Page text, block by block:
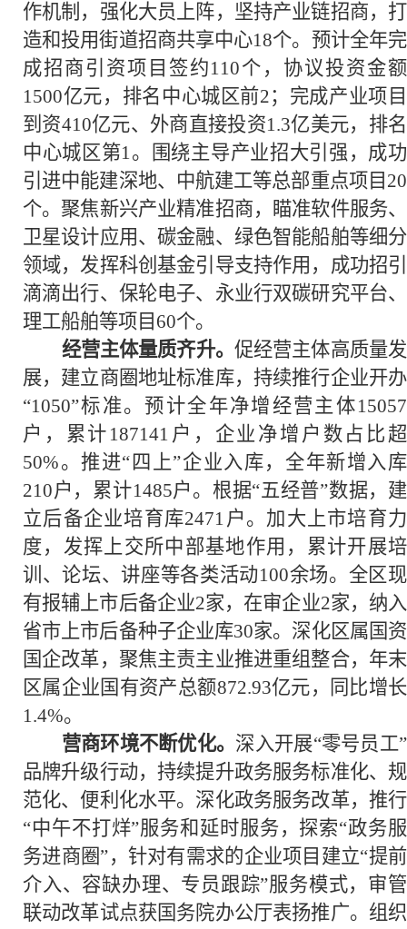
作机制，强化大员上阵，坚持产业链招商，打
造和投用街道招商共享中心18个。预计全年完
成招商引资项目签约110个，协议投资金额
1500亿元，排名中心城区前2；完成产业项目
到资410亿元、外商直接投资1.3亿美元，排名
中心城区第1。围绕主导产业招大引强，成功
引进中能建深地、中航建工等总部重点项目20
个。聚焦新兴产业精准招商，瞄准软件服务、
卫星设计应用、碳金融、绿色智能船舶等细分
领域，发挥科创基金引导支持作用，成功招引
滴滴出行、保轮电子、永业行双碳研究平台、
理工船舶等项目60个。
经营主体量质齐升。 促经营主体高质量发
展，建立商圈地址标准库，持续推行企业开办
“1050”标准。预计全年净增经营主体15057
户，累计187141户，企业净增户数占比超
50%。推进“四上”企业入库，全年新增入库
210户，累计1485户。根据“五经普”数据，建
立后备企业培育库2471户。加大上市培育力
度，发挥上交所中部基地作用，累计开展培
训、论坛、讲座等各类活动100余场。全区现
有报辅上市后备企业2家，在审企业2家，纳入
省市上市后备种子企业库30家。深化区属国资
国企改革，聚焦主责主业推进重组整合，年末
区属企业国有资产总额872.93亿元，同比增长
1.4%。
营商环境不断优化。 深入开展“零号员工”
品牌升级行动，持续提升政务服务标准化、规
范化、便利化水平。深化政务服务改革，推行
“中午不打烊”服务和延时服务，探索“政务服
务进商圈”，针对有需求的企业项目建立“提前
介入、容缺办理、专员跟踪”服务模式，审管
联动改革试点获国务院办公厅表扬推广。组织